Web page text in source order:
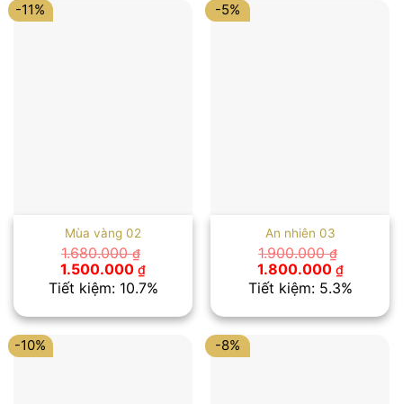
-11%
Mùa vàng 02
1.680.000₫
Giá
gốc
là:
1.500.000 ₫Giá
hiện
tại
1.500.000 ₫.
Tiết kiệm: 10.7%
-5%
An nhiên 03
1.900.000₫
Giá
gốc
là:
1.800.000 ₫Giá
hiện
tại
Tiết kiệm: 5.3%
-10% -8%